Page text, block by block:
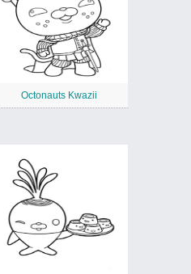
Octonauts Kwazii